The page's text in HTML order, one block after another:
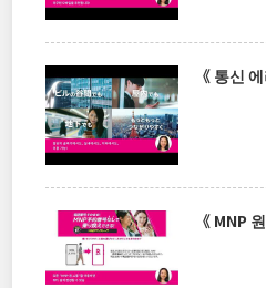
《 통신
《 MNP